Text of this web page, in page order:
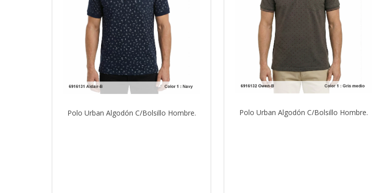
Polo Urban Algodón C/Bolsillo Hombre. Polo Urban Algodón C/Bolsillo Hombre.